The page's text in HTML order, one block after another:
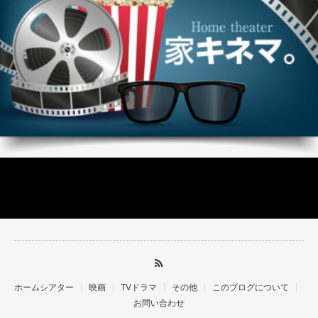
ホームシアター 映画 TVドラマ その他
このブログについて
お問い合わせ